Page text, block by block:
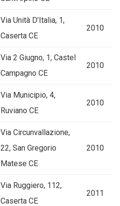
Via Unità D’Italia, 1,
Caserta CE
2010
Via 2 Giugno, 1, Castel
Campagno CE
2010
Via Municipio, 4,
Ruviano CE
2010
Via Circunvallazione,
22, San Gregorio
Matese CE
2010
Via Ruggiero, 112,
Caserta CE
2011